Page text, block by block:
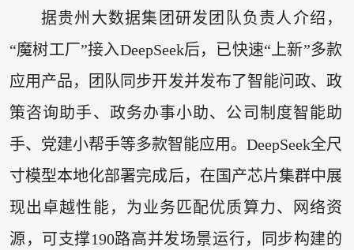
据贵州大数据集团研发团队负责人介绍，
“魔树工厂”接入DeepSeek后，已快速“上新”多款
应用产品，团队同步开发并发布了智能问政、政
策咨询助手、政务办事小助、公司制度智能助
手、党建小帮手等多款智能应用。DeepSeek全尺
寸模型本地化部署完成后，在国产芯片集群中展
现出卓越性能，为业务匹配优质算力、网络资
源，可支撑190路高并发场景运行，同步构建的